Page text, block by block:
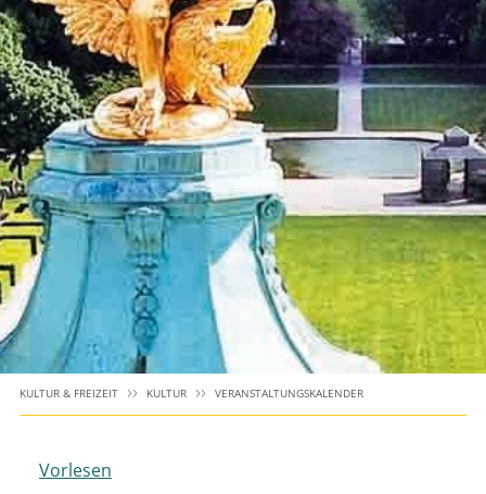
KULTUR & FREIZEIT KULTUR VERANSTALTUNGSKALENDER
Vorlesen